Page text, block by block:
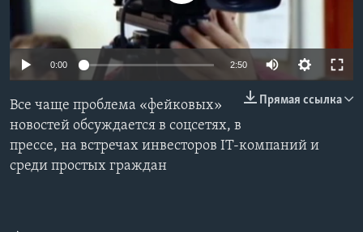
Learning English
СОЦИАЛЬНЫЕ СЕТИ
Языки
0:00 2:50
Прямая ссылка
Все чаще проблема «фейковых»
новостей обсуждается в соцсетях, в
прессе, на встречах инвесторов IT-компаний и
среди простых граждан